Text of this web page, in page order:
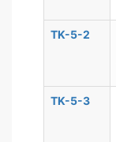
TK-5-2
TK-5-3